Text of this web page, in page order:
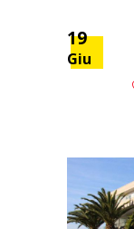
19
Giu